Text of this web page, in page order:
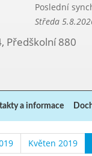
Poslední
Středa
Předškolní 880
a informace
Květen 2019